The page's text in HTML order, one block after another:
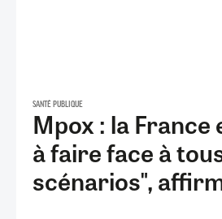
SANTÉ PUBLIQUE
Mpox : la
à faire face à
scénarios",